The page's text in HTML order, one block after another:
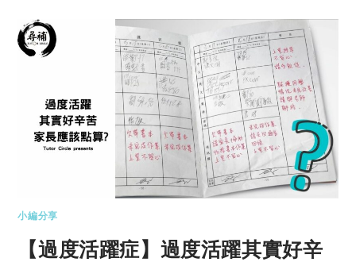
小編分享
【過度活躍症】過度活躍其實好辛